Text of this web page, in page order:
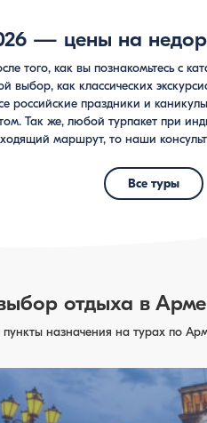
— цены на
того, как вы познакомьтесь
выбор, как классических
российские праздники и
Так же, любой турпакет при
маршрут, то наши
Все туры
отдыха в
назначения на турах по